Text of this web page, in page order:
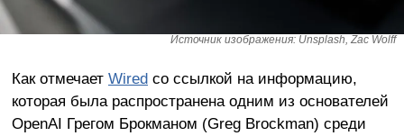
Источник изображения: Unsplash, Zac Wolff
Как отмечает Wiredсо ссылкой на информацию,
которая была распространена одним из основателей
OpenAI Грегом Брокманом (Greg Brockman) среди